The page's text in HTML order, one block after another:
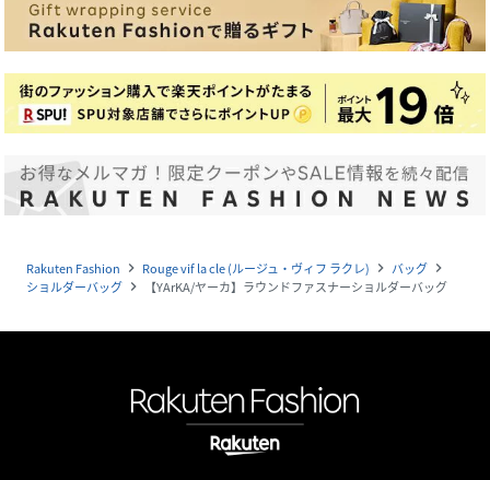
Rakuten Fashion navigate_next Rouge vif la cle (ルージュ・ヴィフ ラクレ) navigate_next バッグ navigate_next
ショルダーバッグ navigate_next 【YArKA/ヤーカ】ラウンドファスナーショルダーバッグ